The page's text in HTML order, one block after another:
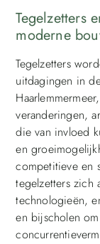
Tegelzetters
moderne
Tegelzetters
uitdagingen in
veranderingen,
die van invloed
en
competitieve en
tegelzetters zich
technologieën,
en bijscholen